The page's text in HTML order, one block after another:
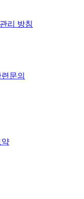
리 방침
문의
약